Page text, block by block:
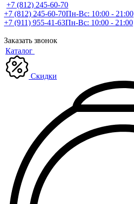
+7 (812) 245-60-70
+7 (812) 245-60-70Пн-Вс: 10:00 - 21:00
+7 (911) 955-41-63Пн-Вс: 10:00 - 21:00
Заказать звонок
Каталог
Скидки